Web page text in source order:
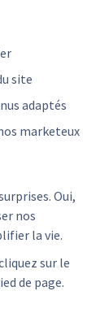
site
adaptés
marketeux
Oui,
nos
la vie.
sur le
de page.